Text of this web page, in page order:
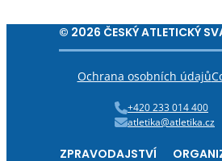
© 2026 ČESKÝ ATLETICKÝ
Ochrana osobních údajů
+420 233 014 400
atletika@atletika.cz
ZPRAVODAJSTVÍ